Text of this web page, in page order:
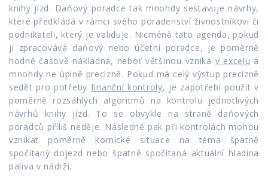
knihy jízd. Daňový poradce tak mnohdy sestavuje návrhy,
které předkládá v rámci svého poradenství živnostníkovi či
podnikateli, který je validuje. Nicméně tato agenda, pokud
ji zpracovává daňový nebo účetní poradce, je poměrně
hodně časově nákladná, neboť většinou vzniká v excelu a
mnohdy ne úplně precizně. Pokud má celý výstup precizně
sedět pro potřeby finanční kontroly, je zapotřebí použít v
poměrně rozsáhlých algoritmů na kontrolu jednotlivých
návrhů knihy jízd. To se obvykle na straně daňových
poradců příliš neděje. Následně pak při kontrolách mohou
vznikat poměrně komické situace na téma špatně
spočítaný dojezd nebo špatně spočítaná aktuální hladina
paliva v nádrži.